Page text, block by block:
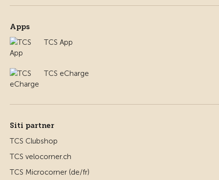
Apps
TCS App
TCS eCharge
Siti partner
TCS Clubshop
TCS velocorner.ch
TCS Microcorner (de/fr)